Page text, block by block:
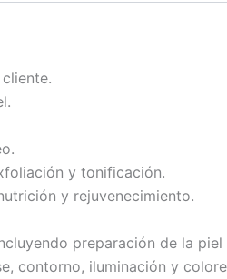
y tonificación.
y rejuvenecimiento.
preparación de la
contorno, iluminación y